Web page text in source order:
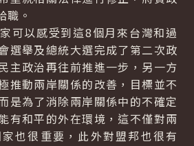
職。
以感受到這8個月來台灣和過
選舉及總統大選完成了第二次政
主政治再往前推進一步，另一方
推動兩岸關係的改善，目標並不
是為了消除兩岸關係中的不確定
有和平的外在環境，這不僅對兩
也很重要，此外對盟邦也很有